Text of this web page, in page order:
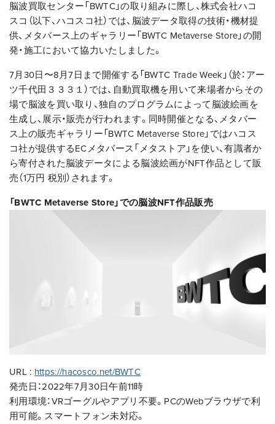
脳波買取センター「BWTC」の取り組みに際し、株式会社ハコ
スコ（以下、ハコスコ社）では、脳波データ取得の技術・機材提
供、メタバース上のギャラリー「BWTC Metaverse Store」の開
発・施工において協力いたしました。
7月30日〜8月7日まで開催する「BWTC Trade Week」（於：アー
ツ千代田３３３１）では、自動買取機を用いて来場者からその
場で脳波を買い取り、独自のプログラムによって脳波絵画を
生成し、展示・販売が行われます。同時開催となる、メタバー
ス上の販売ギャラリー「BWTC Metaverse Store」ではハコス
コ社が提供するECメタバース「メタストア」を使い、有識者か
ら寄付された脳波データによる脳波絵画がNFT作品として販
売（1万円 税別）されます。
「BWTC Metaverse Store」での脳波NFT作品販売
URL : https://hacosco.net/BWTC
発売日：2022年7月30日午前11時
利用環境：VRゴーグルやアプリ不要。PCのWebブラウザで利
用可能。スマートフォン未対応。